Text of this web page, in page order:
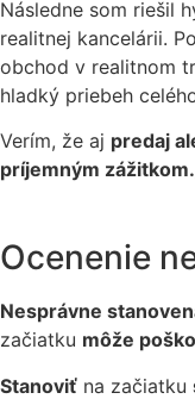
Následne som riešil
realitnej kancelárii.
obchod v realitnom
hladký priebeh
Verím, že aj predaj
príjemným zážitkom.
Ocenenie
Nesprávne
začiatku môže
Stanoviť na začiatku